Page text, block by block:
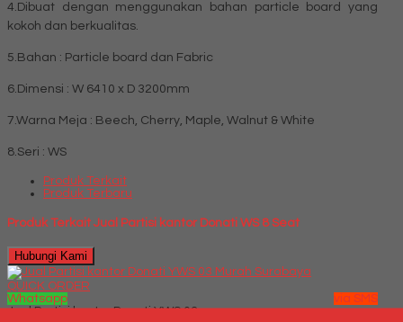
4.Dibuat dengan menggunakan bahan particle board yang
kokoh dan berkualitas.
5.Bahan : Particle board dan Fabric
6.Dimensi : W 6410 x D 3200mm
7.Warna Meja : Beech, Cherry, Maple, Walnut & White
8.Seri : WS
Produk Terkait
Produk Terbaru
Produk Terkait Jual Partisi kantor Donati WS 8 Seat
Hubungi Kami
QUICK ORDER
Whatsapp
via SMS
Jual Partisi kantor Donati YWS 03